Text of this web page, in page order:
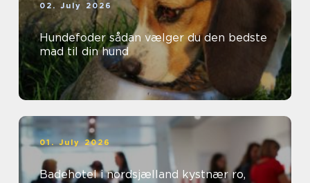
02. July 2026
Hundefoder sådan vælger du den bedste
mad til din hund
01. July 2026
Badehotel i nordsjælland kystnær ro,